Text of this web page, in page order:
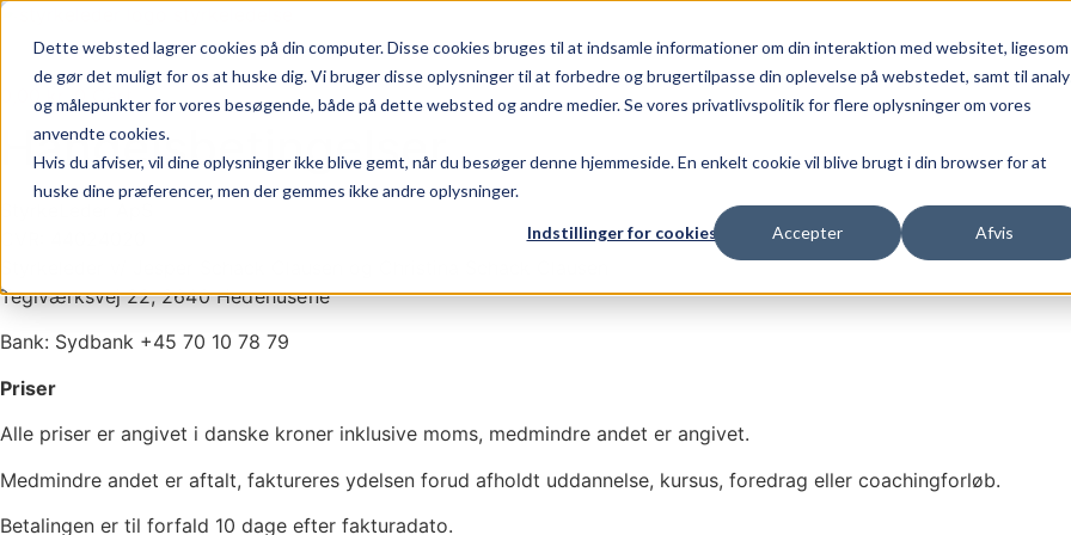
Dette websted lagrer cookies på din computer. Disse cookies bruges til at indsamle informationer om din interaktion med websitet, ligesom
de gør det muligt for os at huske dig. Vi bruger disse oplysninger til at forbedre og brugertilpasse din oplevelse på webstedet, samt til
og målepunkter for vores besøgende, både på dette websted og andre medier. Se vores privatlivspolitik for flere oplysninger om vores
anvendte cookies.
Hvis du afviser, vil dine oplysninger ikke blive gemt, når du besøger denne hjemmeside. En enkelt cookie vil blive brugt i din browser for at
huske dine præferencer, men der gemmes ikke andre oplysninger.
Indstillinger for cookies Accepter Afvis
Skip
content
0 Cart
Handelsbetingelser
Teglværksvej 22,2640 Hedehusene
Bank: Sydbank +45 70 10 78 79
Priser
Alle priser er angivet i danske kroner inklusive moms, medmindre andet er angivet.
Medmindre andet er aftalt, faktureres ydelsen forud afholdt uddannelse, kursus, foredrag eller coachingforløb.
Betalingen er til forfald 10 dage efter fakturadato.